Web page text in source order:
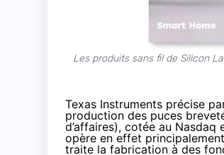
Les produits sans fil de Silicon
Texas Instruments précise
production des puces
d’affaires), cotée au
opère en effet
traite la fabrication à des